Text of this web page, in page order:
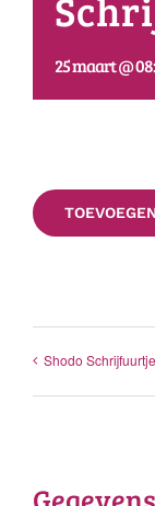
25 maart @
Shodo